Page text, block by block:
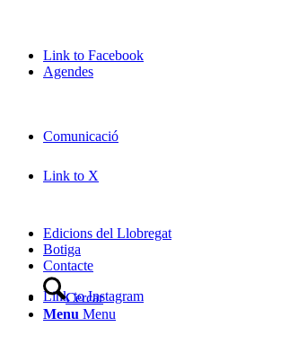
Link to Facebook
Link to X
Link to Instagram
Agendes
Comunicació
Edicions del Llobregat
Botiga
Contacte
Cercar
Menu Menu